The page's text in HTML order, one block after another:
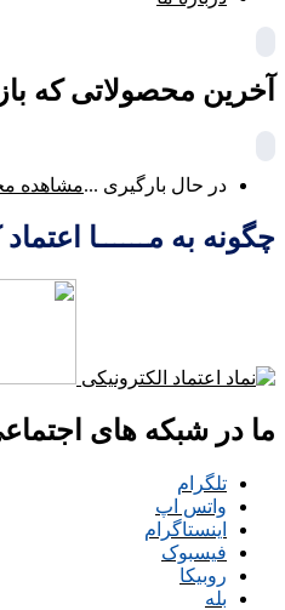
آخرین محصولاتی که
در حال بارگیری ...مشاهده
چگونه به مــــــا اعتماد
ما در شبکه های
تلگرام
واتس اپ
اینستاگرام
فیسبوک
روبیکا
بله